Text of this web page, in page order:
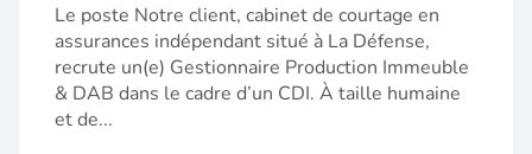
Le poste Notre client, cabinet de courtage en
assurances indépendant situé à La Défense,
recrute un(e) Gestionnaire Production Immeuble
& DAB dans le cadre d’un CDI. À taille humaine
et de...